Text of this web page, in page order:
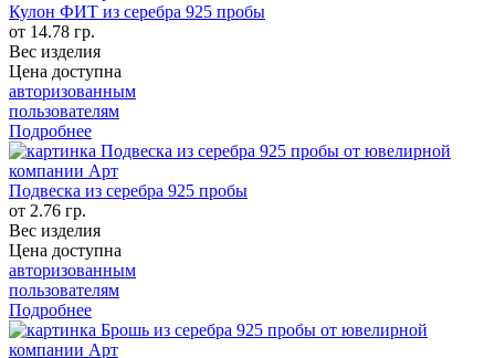
Кулон ФИТ из серебра 925 пробы
от 14.78 гр.
Вес изделия
Цена доступна
авторизованным
пользователям
Подробнее
Подвеска из серебра 925 пробы
от 2.76 гр.
Вес изделия
Цена доступна
авторизованным
пользователям
Подробнее